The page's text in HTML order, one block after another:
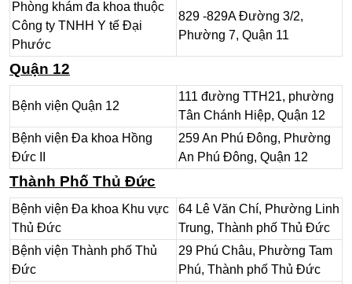
Tế Nhân Hậu
phường 7, Quận 10
Phòng khám đa khoa thuộc
Công ty Cổ phần Dịch vụ
Đầu tư Saigon Healthcare
Phòng khám đa khoa thuộc
Công ty TNHH Y tế Đại
Phước
829 -829A Đường 3/2,
Phường 7, Quận 11
Quận 12
Bệnh viện Quận 12
111 đường TTH21, phường
Tân Chánh Hiệp, Quận 12
Bệnh viện Đa khoa Hồng
Đức II
259 An Phú Đông, Phường
An Phú Đông, Quận 12
Thành Phố Thủ Đức
Bệnh viện Đa khoa Khu vực
Thủ Đức
64 Lê Văn Chí, Phường Linh
Trung, Thành phố Thủ Đức
Bệnh viện Thành phố Thủ
Đức
29 Phú Châu, Phường Tam
Phú, Thành phố Thủ Đức